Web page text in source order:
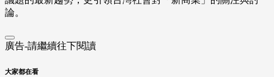
論。
廣告-請繼續往下閱讀
大家都在看